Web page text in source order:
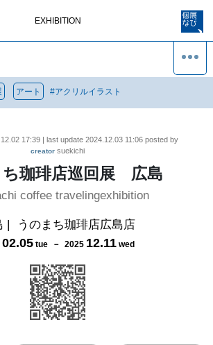
EXHIBITION
アート #アクリルイラスト
17:39| last update 2024.12.03 11:06posted by
creator suekichi
ち珈琲店巡回展 広島
coffee travelingexhibition
| うのまち珈琲店広島店
02.05 tue － 2025 12.11 wed